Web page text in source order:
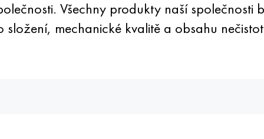
Všechny produkty naší společnosti
mechanické kvalitě a obsahu